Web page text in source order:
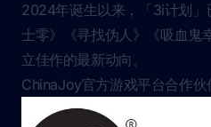
2024年诞生以来，「3i计划
士零》《寻找伪人》《吸血鬼
立佳作的最新动向。
ChinaJoy官方游戏平台合作伙